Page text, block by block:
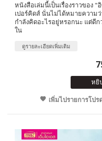
หนังสือเล่มนี้เป็นเรื่องราวของ
เปอร์คิดส์ นั่นไม่ได้หมายความว่
กำลังคิดอะไรอยู่หรอกนะ แต่ดี
ใน
ดูรายละเอียดเพิ่มเติม
หยิ
เพิ่มไปรายการโปร